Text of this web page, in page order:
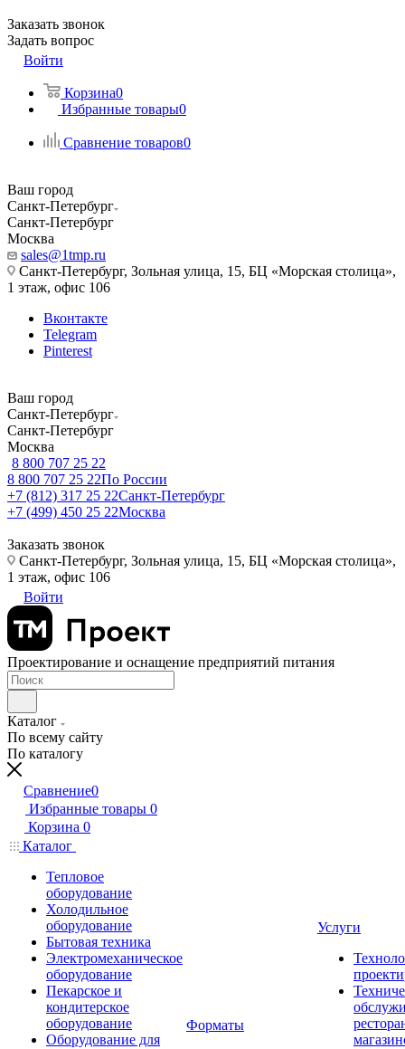
Заказать звонок
Задать вопрос
Войти
Корзина0
Избранные товары0
Сравнение товаров0
Ваш город
Санкт-Петербург
Санкт-Петербург
Москва
sales@1tmp.ru
Санкт-Петербург, Зольная улица, 15, БЦ «Морская столица»,
1 этаж, офис 106
Вконтакте
Telegram
Pinterest
Ваш город
Санкт-Петербург
Санкт-Петербург
Москва
8 800 707 25 22
8 800 707 25 22По России
+7 (812) 317 25 22Санкт-Петербург
+7 (499) 450 25 22Москва
Заказать звонок
Санкт-Петербург, Зольная улица, 15, БЦ «Морская столица»,
1 этаж, офис 106
Войти
Проектирование и оснащение предприятий питания
Каталог
По всему сайту
По каталогу
Сравнение0
Избранные товары 0
Корзина 0
Каталог
Тепловое
оборудование
Холодильное
оборудование
Бытовая техника
Электромеханическое
оборудование
Пекарское и
кондитерское
оборудование
Оборудование для
Форматы
Услуги